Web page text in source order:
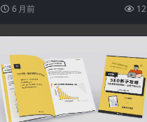
资源!一般...
6 月前 12